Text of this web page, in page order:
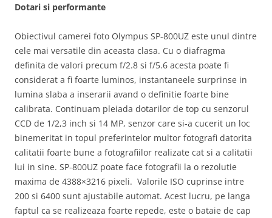
Dotari si performante
Obiectivul camerei foto Olympus SP-800UZ este unul dintre
cele mai versatile din aceasta clasa. Cu o diafragma
definita de valori precum f/2.8 si f/5.6 acesta poate fi
considerat a fi foarte luminos, instantaneele surprinse in
lumina slaba a inserarii avand o definitie foarte bine
calibrata. Continuam pleiada dotarilor de top cu senzorul
CCD de 1/2,3 inch si 14 MP, senzor care si-a cucerit un loc
binemeritat in topul preferintelor multor fotografi datorita
calitatii foarte bune a fotografiilor realizate cat si a calitatii
lui in sine. SP-800UZ poate face fotografii la o rezolutie
maxima de 4388×3216 pixeli. Valorile ISO cuprinse intre
200 si 6400 sunt ajustabile automat. Acest lucru, pe langa
faptul ca se realizeaza foarte repede, este o bataie de cap